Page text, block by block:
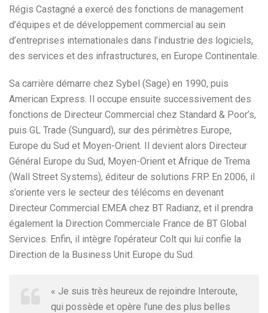
Régis Castagné a exercé des fonctions de management
d’équipes et de développement commercial au sein
d’entreprises internationales dans l’industrie des logiciels,
des services et des infrastructures, en Europe Continentale.
Sa carrière démarre chez Sybel (Sage) en 1990, puis
American Express. Il occupe ensuite successivement des
fonctions de Directeur Commercial chez Standard & Poor’s,
puis GL Trade (Sunguard), sur des périmètres Europe,
Europe du Sud et Moyen-Orient. Il devient alors Directeur
Général Europe du Sud, Moyen-Orient et Afrique de Trema
(Wall Street Systems), éditeur de solutions FRP. En 2006, il
s’oriente vers le secteur des télécoms en devenant
Directeur Commercial EMEA chez BT Radianz, et il prendra
également la Direction Commerciale France de BT Global
Services. Enfin, il intègre l’opérateur Colt qui lui confie la
Direction de la Business Unit Europe du Sud.
« Je suis très heureux de rejoindre Interoute,
qui possède et opère l’une des plus belles